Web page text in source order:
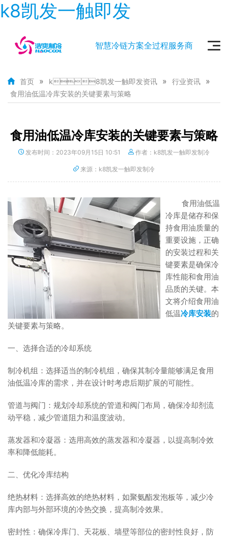
k8凯发一触即发
智慧冷链方案全过程服务商
首页 » k8凯发一触即发资讯 » 行业资讯 »
食用油低温冷库安装的关键要素与策略
食用油低温冷库安装的关键要素与策略
发布时间：2023年09月15日 10:51 作者：k8凯发一触即发制冷
来源：k8凯发一触即发制冷
食用油低温
冷库是储存和保
持食用油质量的
重要设施，正确
的安装过程和关
键要素是确保冷
库性能和食用油
品质的关键。本
文将介绍食用油
低温冷库安装的
关键要素与策略。
一、选择合适的冷却系统
制冷机组：选择适当的制冷机组，确保其制冷量能够满足食用
油低温冷库的需求，并在设计时考虑后期扩展的可能性。
管道与阀门：规划冷却系统的管道和阀门布局，确保冷却剂流
动平稳，减少管道阻力和温度波动。
蒸发器和冷凝器：选用高效的蒸发器和冷凝器，以提高制冷效
率和降低能耗。
二、优化冷库结构
绝热材料：选择高效的绝热材料，如聚氨酯发泡板等，减少冷
库内部与外部环境的冷热交换，提高制冷效果。
密封性：确保冷库门、天花板、墙壁等部位的密封性良好，防